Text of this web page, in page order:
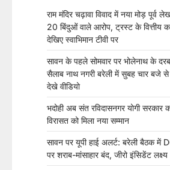
राम मंदिर चढ़ावा विवाद में नया मोड़ पूर्व
20 बिंदुओं वाले आरोप, ट्रस्ट के वित्तीय
देखिए स्वाभिमान टीवी पर
सावन के पहले सोमवार पर भोलेनाथ के
सैलाब नाथ नगरी बरेली में सुबह चार बजे से
देखे वीडियो
भदोही अब संत रविदासनगर योगी
विरासत को मिला नया सम्मान
सावन पर यूपी हाई अलर्ट: बरेली बैठक में
पर शराब-मांसाहार बंद, जीरो इंसिडेंट लक्ष्य